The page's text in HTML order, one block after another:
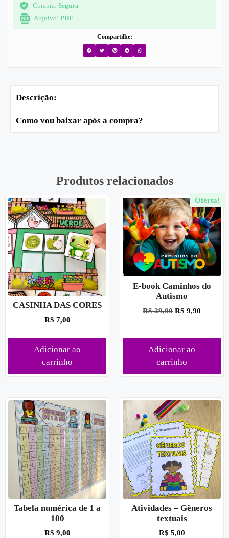
Compra: Segura
Arquivo: PDF
Compartilhe:
Descrição:
Como vou baixar após a compra?
Produtos relacionados
CASINHA DAS CORES
R$ 7,00
Adicionar ao
carrinho
Oferta!
E-book Caminhos do
Autismo
R$29,90 R$ 9,90
Adicionar ao
carrinho
Tabela numérica de 1 a
100
R$ 9,00
Atividades – Gêneros
textuais
R$ 5,00